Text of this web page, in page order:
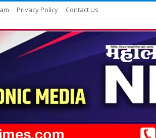
Privacy Policy Contact Us